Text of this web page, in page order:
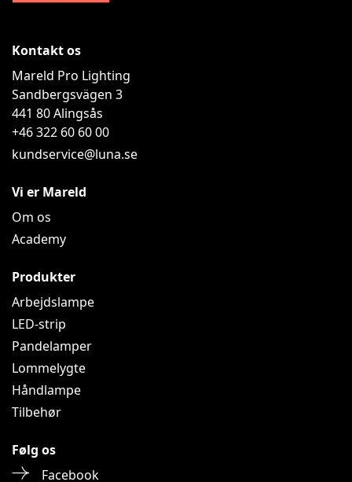
Kontakt os
Mareld Pro Lighting
Sandbergsvägen 3
441 80Alingsås
+46 322 60 60 00
kundservice@luna.se
Vi er Mareld
Om os
Academy
Produkter
Arbejdslampe
LED-strip
Pandelamper
Lommelygte
Håndlampe
Tilbehør
Følg os
Facebook